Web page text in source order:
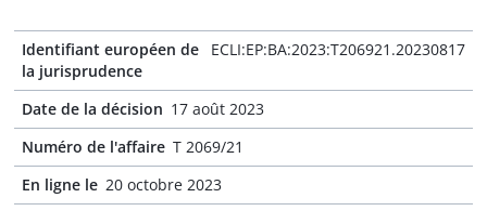
Identifiant européen de
la jurisprudence
ECLI:EP:BA:2023:T206921.20230817
Date de la décision 17 août 2023
Numéro de l'affaire T 2069/21
En ligne le 20 octobre 2023